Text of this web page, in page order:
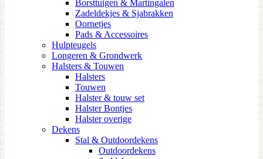
Borsttuigen & Martingalen
Zadeldekjes & Sjabrakken
Oornetjes
Pads & Accessoires
Hulpteugels
Longeren & Grondwerk
Halsters & Touwen
Halsters
Touwen
Halster & touw set
Halster Bontjes
Halster overige
Dekens
Stal & Outdoordekens
Outdoordekens